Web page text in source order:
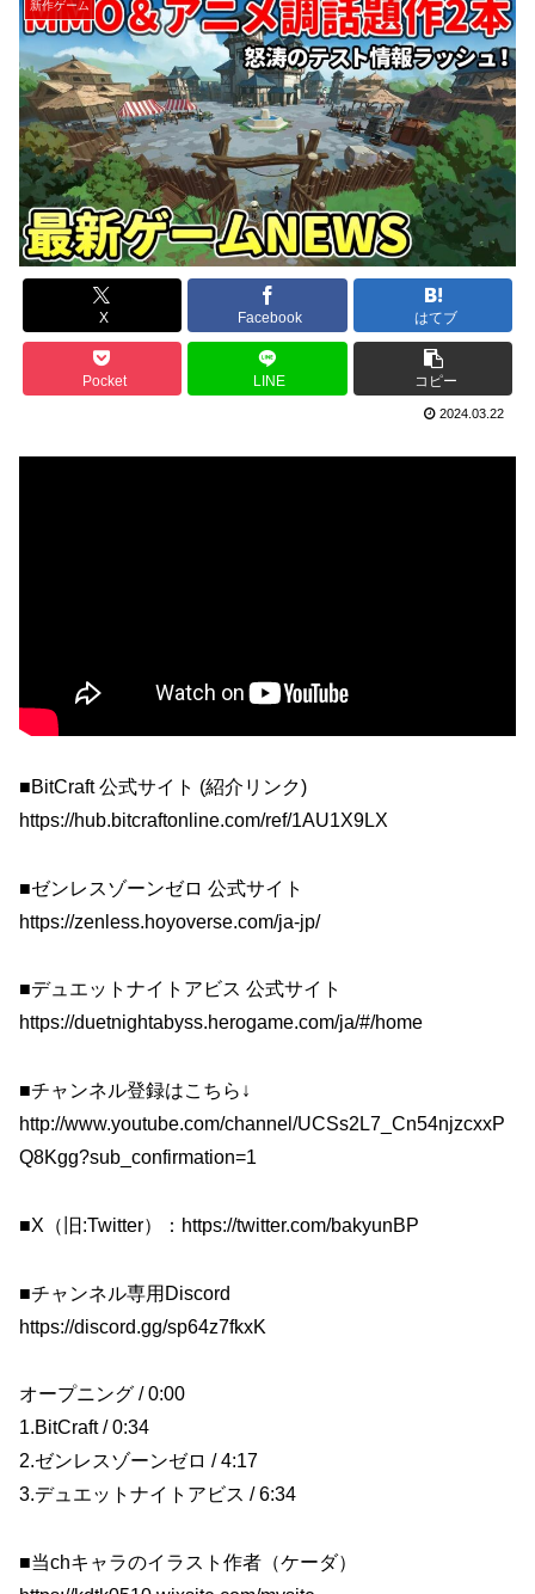
新作ゲーム
X Facebook はてブ
Pocket LINE コピー
2024.03.22
■BitCraft 公式サイト (紹介リンク)
https://hub.bitcraftonline.com/ref/1AU1X9LX
■ゼンレスゾーンゼロ 公式サイト
https://zenless.hoyoverse.com/ja-jp/
■デュエットナイトアビス 公式サイト
https://duetnightabyss.herogame.com/ja/#/home
■チャンネル登録はこちら↓
http://www.youtube.com/channel/UCSs2L7_Cn54njzcxxP
Q8Kgg?sub_confirmation=1
■X（旧:Twitter）：https://twitter.com/bakyunBP
■チャンネル専用Discord
https://discord.gg/sp64z7fkxK
オープニング / 0:00
1.BitCraft / 0:34
2.ゼンレスゾーンゼロ / 4:17
3.デュエットナイトアビス / 6:34
■当chキャラのイラスト作者（ケーダ）